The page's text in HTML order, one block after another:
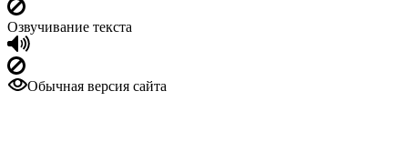
Озвучивание текста
Обычная версия сайта